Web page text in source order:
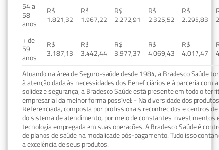
54 a
58
anos
R$
1.821,32
R$
1.967,22
R$
2.272,91
R$
2.325,52
R$
2.295,83
+ de
59
anos
R$
3.187,13
R$
3.442,44
R$
3.977,37
R$
4.069,43
R$
4.017,47
Atuando na área de Seguro-saúde desde 1984, a Bradesco Saúde
à atenção dada às necessidades dos Beneficiários e à parceria com
solidez e segurança, a Bradesco Saúde está presente em todo o
empresarial da melhor forma possível: - Na diversidade dos
Referenciada, composta por profissionais reconhecidos e centros
do sistema de atendimento, por meio de constantes investimentos
tecnologia empregada em suas operações. A Bradesco Saúde é
de planos de saúde na modalidade pós-pagamento. Tudo isso
a excelência de seus produtos.